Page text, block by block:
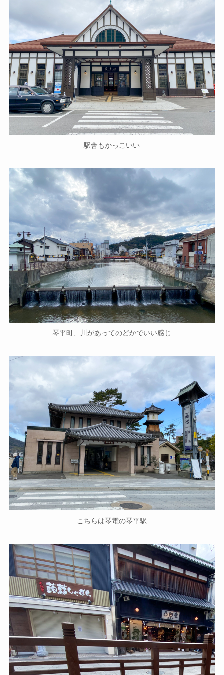
駅舎もかっこいい
琴平町、川があってのどかでいい感じ
こちらは琴電の琴平駅